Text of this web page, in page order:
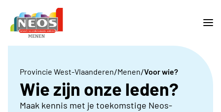
Provincie West-Vlaanderen/Menen/Voor wie?
Wie zijn onze leden?
Maak kennis met je toekomstige Neos-